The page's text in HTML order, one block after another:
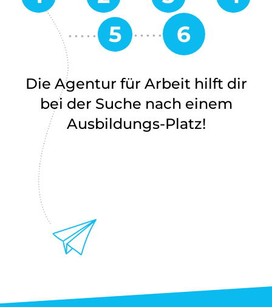
Die Agentur für Arbeit hilft dir
bei der Suche nach einem
Ausbildungs-Platz!